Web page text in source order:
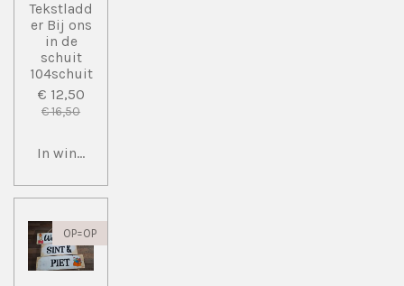
Tekstladd
er Bij ons
in de
schuit
104schuit
€ 12,50
€ 16,50
In winkelwagen
OP=OP